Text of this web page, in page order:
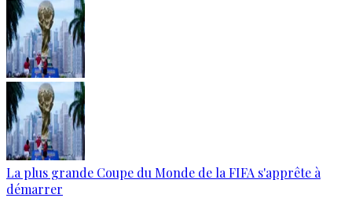
La plus grande Coupe du Monde de la FIFA s'apprête à
démarrer